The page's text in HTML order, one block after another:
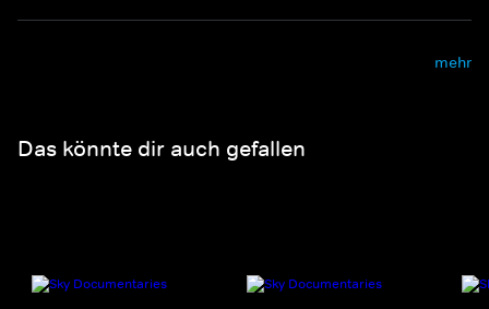
mehr
Das könnte dir auch gefallen